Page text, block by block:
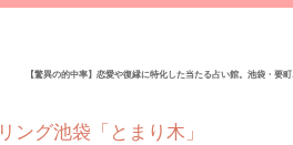
【驚異の的中率】恋愛や復縁に特化した当たる占い館。池袋・
ング池袋「とまり木」